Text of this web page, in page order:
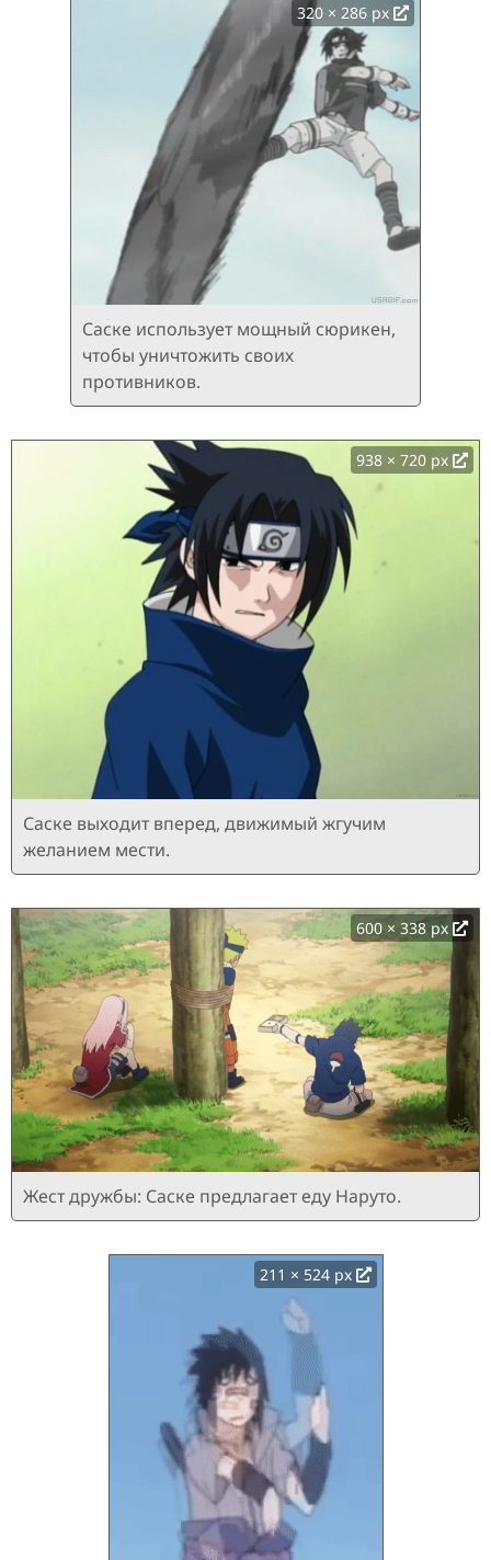
320 × 286 px
Саске использует мощный сюрикен,
чтобы уничтожить своих
противников.
938 × 720 px
Саске выходит вперед, движимый жгучим
желанием мести.
600 × 338 px
Жест дружбы: Саске предлагает еду Наруто.
211 × 524 px